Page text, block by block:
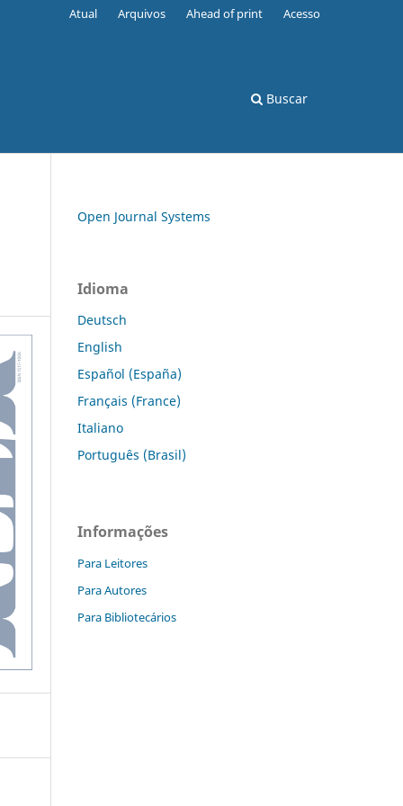
Buscar
Atual Arquivos Ahead of print Acesso
Open Journal Systems
Idioma
Deutsch
English
Español (España)
Français (France)
Italiano
Português (Brasil)
Informações
Para Leitores
Para Autores
Para Bibliotecários